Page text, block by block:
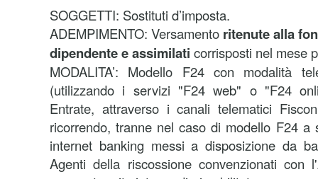
SOGGETTI: Sostituti d’imposta.
ADEMPIMENTO: Versamento ritenute alla
dipendente e assimilati corrisposti nel mese
MODALITA’: Modello F24 con modalità
(utilizzando i servizi "F24 web" o "F24
Entrate, attraverso i canali telematici
ricorrendo, tranne nel caso di modello F24
internet banking messi a disposizione da
Agenti della riscossione convenzionati con